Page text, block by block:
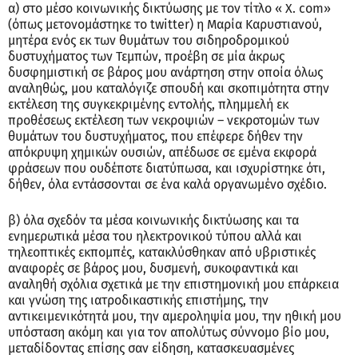
α) στο μέσο κοινωνικής δικτύωσης με τον τίτλο « Χ. com»
(όπως μετονομάστηκε το twitter) η Μαρία Καρυστιανού,
μητέρα ενός εκ των θυμάτων του σιδηροδρομικού
δυστυχήματος των Τεμπών, προέβη σε μία άκρως
δυσφημιστική σε βάρος μου ανάρτηση στην οποία όλως
αναληθώς, μου καταλόγιζε σπουδή και σκοπιμότητα στην
εκτέλεση της συγκεκριμένης εντολής, πλημμελή εκ
προθέσεως εκτέλεση των νεκροψιών – νεκροτομών των
θυμάτων του δυστυχήματος, που επέφερε δήθεν την
απόκρυψη χημικών ουσιών, απέδωσε σε εμένα εκφορά
φράσεων που ουδέποτε διατύπωσα, και ισχυρίστηκε ότι,
δήθεν, όλα εντάσσονται σε ένα καλά οργανωμένο σχέδιο.
β) όλα σχεδόν τα μέσα κοινωνικής δικτύωσης και τα
ενημερωτικά μέσα του ηλεκτρονικού τύπου αλλά και
τηλεοπτικές εκπομπές, κατακλύσθηκαν από υβριστικές
αναφορές σε βάρος μου, δυσμενή, συκοφαντικά και
αναληθή σχόλια σχετικά με την επιστημονική μου επάρκεια
και γνώση της ιατροδικαστικής επιστήμης, την
αντικειμενικότητά μου, την αμεροληψία μου, την ηθική μου
υπόσταση ακόμη και για τον απολύτως σύννομο βίο μου,
μεταδίδοντας επίσης σαν είδηση, κατασκευασμένες